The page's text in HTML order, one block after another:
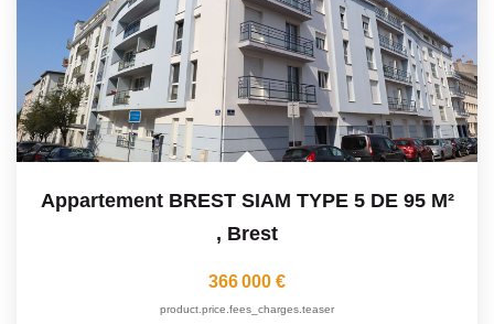
CONTACT
Appartement BREST SIAM TYPE 5 DE 95 M²
, Brest
366 000 €
product.price.fees_charges.teaser